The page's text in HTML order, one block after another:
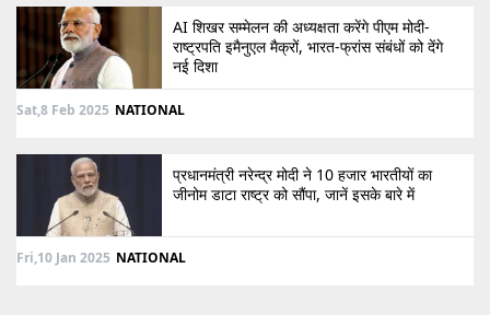
AI शिखर सम्मेलन की अध्यक्षता करेंगे पीएम मोदी-
राष्ट्रपति इमैनुएल मैक्रों, भारत-फ्रांस संबंधों को देंगे
नई दिशा
Sat,8 Feb 2025 NATIONAL
प्रधानमंत्री नरेन्द्र मोदी ने 10 हजार भारतीयों का
जीनोम डाटा राष्ट्र को सौंपा, जानें इसके बारे में
Fri,10 Jan 2025 NATIONAL